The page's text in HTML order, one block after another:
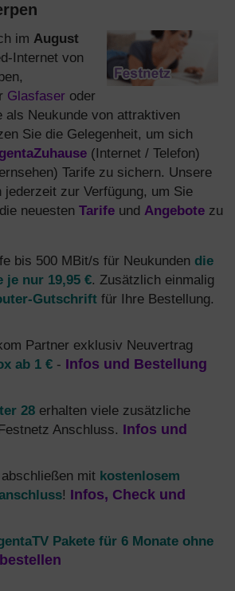
im August
Internet von
Glasfaser oder
als Neukunde von attraktiven
Sie die Gelegenheit, um sich
(Internet / Telefon)
Tarife zu sichern. Unsere
jederzeit zur Verfügung, um Sie
neuesten Tarife und Angebote zu
bis 500 MBit/s für Neukunden die
je nur 19,95 €. Zusätzlich einmalig
Gutschrift für Ihre Bestellung.
Partner exklusiv Neuvertrag
ab 1 € - Infos und Bestellung
28 erhalten viele zusätzliche
Anschluss. Infos und
mit kostenlosem
! Infos, Check und
Pakete für 6 Monate ohne